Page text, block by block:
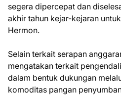
segera dipercepat dan
akhir tahun kejar-kejaran
Hermon.
Selain terkait serapan
mengatakan terkait
dalam bentuk dukungan
komoditas pangan